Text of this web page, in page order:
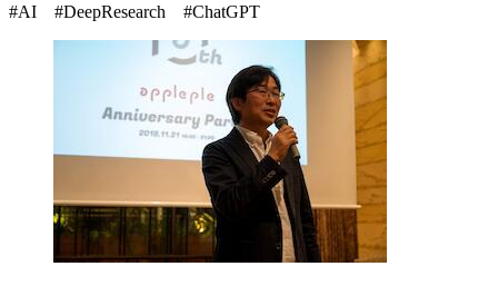
#AI #DeepResearch #ChatGPT